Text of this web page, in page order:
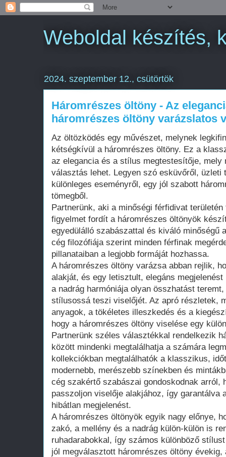
Weboldal készítés,
2024. szeptember 12., csütörtök
Háromrészes öltöny - Az
háromrészes öltöny varázslatos
Az öltözködés egy művészet, melynek
kétségkívül a háromrészes öltöny. Ez a
az elegancia és a stílus megtestesítője, mely
választás lehet. Legyen szó esküvőről, üzleti
különleges eseményről, egy jól szabott
tömegből.
Partnerünk, aki a minőségi férfidivat
figyelmet fordít a háromrészes öltönyök
egyedülálló szabászattal és kiváló minőségű
cég filozófiája szerint minden férfinak
pillanataiban a legjobb formáját hozhassa.
A háromrészes öltöny varázsa abban rejlik,
alakját, és egy letisztult, elegáns
a nadrág harmóniája olyan összhatást
stílusossá teszi viselőjét. Az apró részletek,
anyagok, a tökéletes illeszkedés és a
hogy a háromrészes öltöny viselése egy
Partnerünk széles választékkal rendelkezik
között mindenki megtalálhatja a számára
kollekciókban megtalálhatók a klasszikus,
modernebb, merészebb színekben és
cég szakértő szabászai gondoskodnak arról,
passzoljon viselője alakjához, így garantálva
hibátlan megjelenést.
A háromrészes öltönyök egyik nagy előnye,
zakó, a mellény és a nadrág külön-külön is
ruhadarabokkal, így számos különböző
jól megválasztott háromrészes öltöny